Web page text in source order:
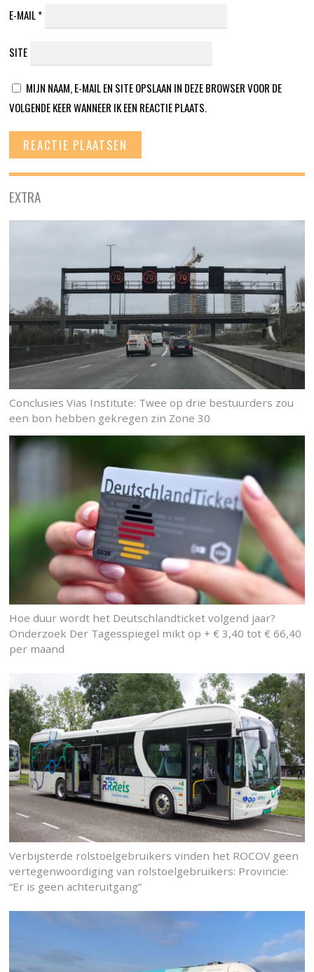
E-MAIL*
SITE
MIJN NAAM, E-MAIL EN SITE OPSLAAN IN DEZE BROWSER VOOR DE
VOLGENDE KEER WANNEER IK EEN REACTIE PLAATS.
EXTRA
Conclusies Vias Institute: Twee op drie bestuurders zou
een bon hebben gekregen zin Zone 30
Hoe duur wordt het Deutschlandticket volgend jaar?
Onderzoek Der Tagesspiegel mikt op + € 3,40 tot € 66,40
per maand
Verbijsterde rolstoelgebruikers vinden het ROCOV geen
vertegenwoordiging van rolstoelgebruikers: Provincie:
“Er is geen achteruitgang”